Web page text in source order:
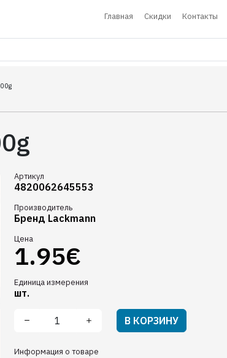
Главная Скидки Контакты
Артикул
4820062645553
Производитель
Бренд Lackmann
Цена
1.95€
Единица измерения
шт.
В КОРЗИНУ
Информация о товаре